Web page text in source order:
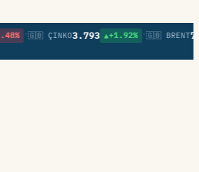
•🇬🇧 ÇINKO3.793 ▲+1.92% •🇬🇧 BRENT79,64